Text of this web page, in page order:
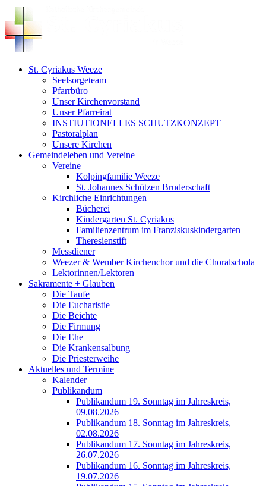
Zum
Inhalt
springen
St. Cyriakus Weeze
Seelsorgeteam
Pfarrbüro
Unser Kirchenvorstand
Unser Pfarreirat
INSTIUTIONELLES SCHUTZKONZEPT
Pastoralplan
Unsere Kirchen
Gemeindeleben und Vereine
Vereine
Kolpingfamilie Weeze
St. Johannes Schützen Bruderschaft
Kirchliche Einrichtungen
Bücherei
Kindergarten St. Cyriakus
Familienzentrum im Franziskuskindergarten
Theresienstift
Messdiener
Weezer & Wember Kirchenchor und die Choralschola
Lektorinnen/Lektoren
Sakramente + Glauben
Die Taufe
Die Eucharistie
Die Beichte
Die Firmung
Die Ehe
Die Krankensalbung
Die Priesterweihe
Aktuelles und Termine
Kalender
Publikandum
Publikandum 19. Sonntag im Jahreskreis,
09.08.2026
Publikandum 18. Sonntag im Jahreskreis,
02.08.2026
Publikandum 17. Sonntag im Jahreskreis,
26.07.2026
Publikandum 16. Sonntag im Jahreskreis,
19.07.2026